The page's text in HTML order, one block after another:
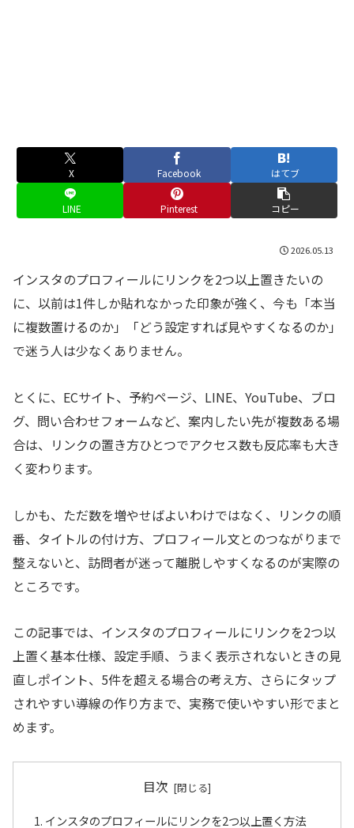
X Facebook はてブ
LINE Pinterest コピー
2026.05.13
インスタのプロフィールにリンクを2つ以上置きたいの
に、以前は1件しか貼れなかった印象が強く、今も「本当
に複数置けるのか」「どう設定すれば見やすくなるのか」
で迷う人は少なくありません。
とくに、ECサイト、予約ページ、LINE、YouTube、ブロ
グ、問い合わせフォームなど、案内したい先が複数ある場
合は、リンクの置き方ひとつでアクセス数も反応率も大き
く変わります。
しかも、ただ数を増やせばよいわけではなく、リンクの順
番、タイトルの付け方、プロフィール文とのつながりまで
整えないと、訪問者が迷って離脱しやすくなるのが実際の
ところです。
この記事では、インスタのプロフィールにリンクを2つ以
上置く基本仕様、設定手順、うまく表示されないときの見
直しポイント、5件を超える場合の考え方、さらにタップ
されやすい導線の作り方まで、実務で使いやすい形でまと
めます。
目次
インスタのプロフィールにリンクを2つ以上置く方法